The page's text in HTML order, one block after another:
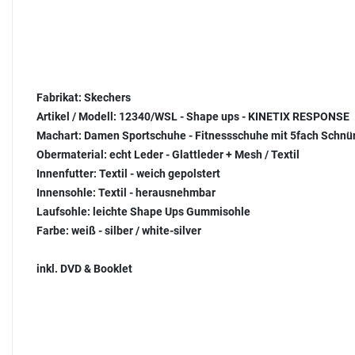
Fabrikat: Skechers
Artikel / Modell: 12340/WSL - Shape ups - KINETIX RESPONSE
Machart: Damen Sportschuhe - Fitnessschuhe mit 5fach
Obermaterial: echt Leder - Glattleder + Mesh / Textil
Innenfutter: Textil - weich gepolstert
Innensohle: Textil - herausnehmbar
Laufsohle: leichte Shape Ups Gummisohle
Farbe: weiß - silber / white-silver
inkl. DVD & Booklet